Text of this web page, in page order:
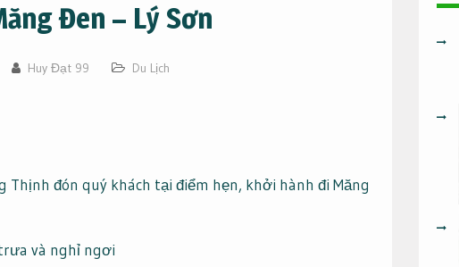
Đen – Lý Sơn
Huy Đạt 99 Du Lịch
đón quý khách tại điểm hẹn, khởi hành đi Măng
và nghỉ ngơi